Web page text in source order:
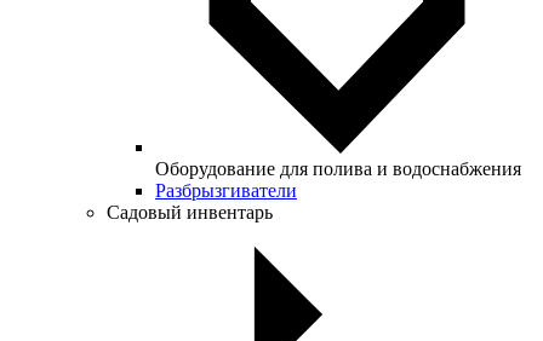
Оборудование для полива и водоснабжения
Разбрызгиватели
Садовый инвентарь